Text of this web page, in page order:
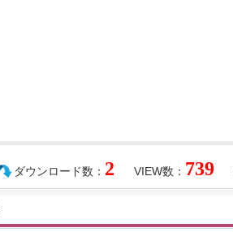
VIEW数： 739
ダウンロード数： 2